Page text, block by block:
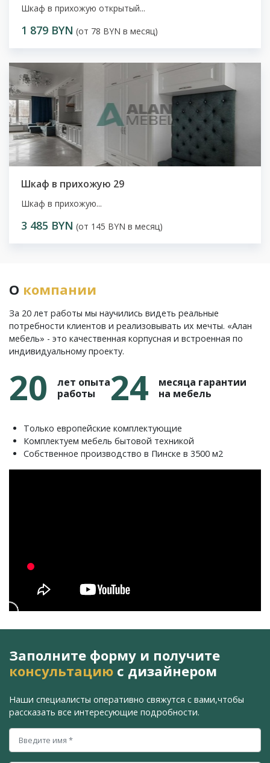
Шкаф в прихожую открытый...
1 879 BYN (от 78 BYN в месяц)
Шкаф в прихожую 29
Шкаф в прихожую...
3 485 BYN (от 145 BYN в месяц)
О компании
За 20 лет работы мы научились видеть реальные
потребности клиентов и реализовывать их мечты. «Алан
мебель» - это качественная корпусная и встроенная по
индивидуальному проекту.
20
лет опыта
работы
24
месяца гарантии
на мебель
Только европейские комплектующие
Комплектуем мебель бытовой техникой
Собственное производство в Пинске в 3500 м2
Заполните форму и получите
консультацию с дизайнером
Наши специалисты оперативно свяжутся с вами,чтобы
рассказать все интересующие подробности.